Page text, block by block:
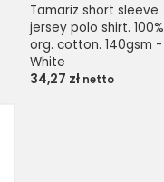
Tamariz short sleeve
jersey polo shirt. 100%
org. cotton. 140gsm -
White
34,27 zł netto